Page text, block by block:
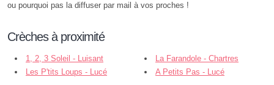
ou pourquoi pas la diffuser par mail à vos proches !
Crèches à proximité
1, 2, 3 Soleil - Luisant
La Farandole - Chartres
Les P'tits Loups - Lucé
A Petits Pas - Lucé